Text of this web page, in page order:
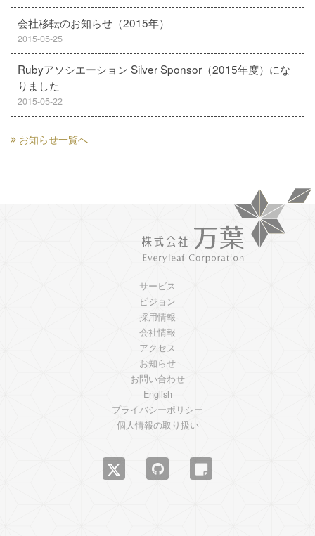
会社移転のお知らせ（2015年）
2015-05-25
Rubyアソシエーション Silver Sponsor（2015年度）にな
りました
2015-05-22
お知らせ一覧へ
サービス
ビジョン
採用情報
会社情報
アクセス
お知らせ
お問い合わせ
English
プライバシーポリシー
個人情報の取り扱い